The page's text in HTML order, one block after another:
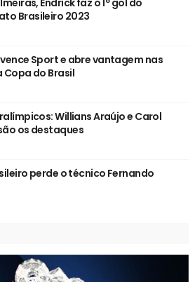
Brasileiro 2023
Sport e abre vantagem nas
do Brasil
Willians Araújo e Carol
os destaques
perde o técnico Fernando